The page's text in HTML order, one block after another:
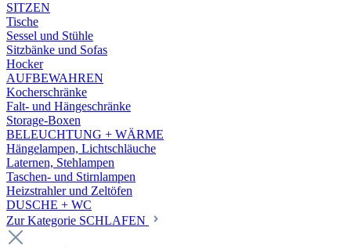
SITZEN
Tische
Sessel und Stühle
Sitzbänke und Sofas
Hocker
AUFBEWAHREN
Kocherschränke
Falt- und Hängeschränke
Storage-Boxen
BELEUCHTUNG + WÄRME
Hängelampen, Lichtschläuche
Laternen, Stehlampen
Taschen- und Stirnlampen
Heizstrahler und Zeltöfen
DUSCHE + WC
Zur Kategorie SCHLAFEN